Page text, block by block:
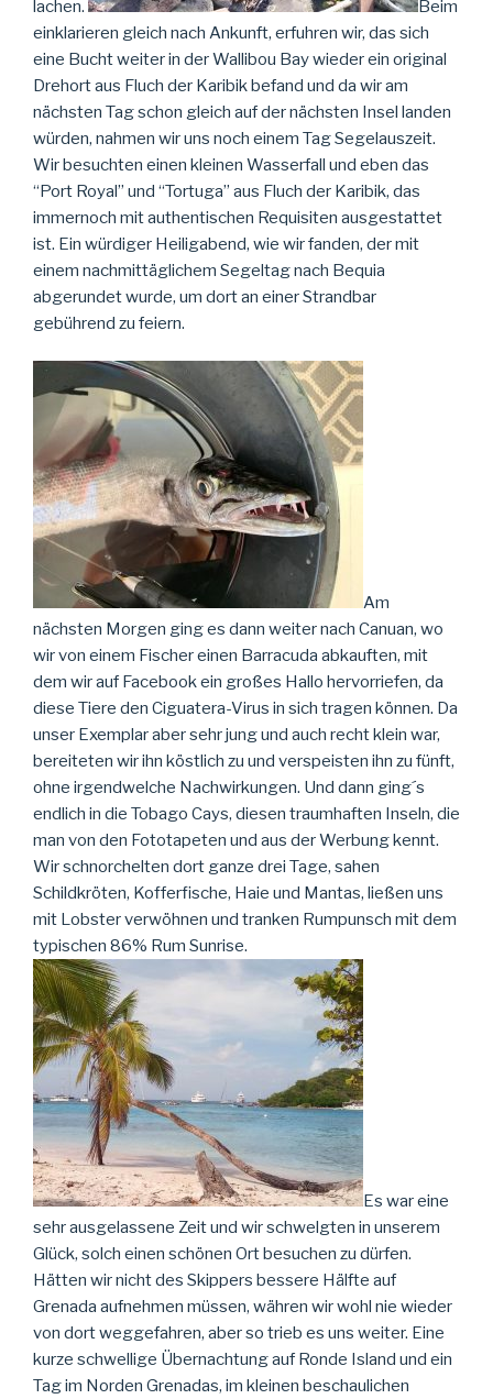
lachen.
Beim
einklarieren gleich nach Ankunft, erfuhren wir, das sich
eine Bucht weiter in der Wallibou Bay wieder ein original
Drehort aus Fluch der Karibik befand und da wir am
nächsten Tag schon gleich auf der nächsten Insel landen
würden, nahmen wir uns noch einem Tag Segelauszeit.
Wir besuchten einen kleinen Wasserfall und eben das
“Port Royal” und “Tortuga” aus Fluch der Karibik, das
immernoch mit authentischen Requisiten ausgestattet
ist. Ein würdiger Heiligabend, wie wir fanden, der mit
einem nachmittäglichem Segeltag nach Bequia
abgerundet wurde, um dort an einer Strandbar
gebührend zu feiern.
Am
nächsten Morgen ging es dann weiter nach Canuan, wo
wir von einem Fischer einen Barracuda abkauften, mit
dem wir auf Facebook ein großes Hallo hervorriefen, da
diese Tiere den Ciguatera-Virus in sich tragen können. Da
unser Exemplar aber sehr jung und auch recht klein war,
bereiteten wir ihn köstlich zu und verspeisten ihn zu fünft,
ohne irgendwelche Nachwirkungen. Und dann ging´s
endlich in die Tobago Cays, diesen traumhaften Inseln, die
man von den Fototapeten und aus der Werbung kennt.
Wir schnorchelten dort ganze drei Tage, sahen
Schildkröten, Kofferfische, Haie und Mantas, ließen uns
mit Lobster verwöhnen und tranken Rumpunsch mit dem
typischen 86% Rum Sunrise.
Es war eine
sehr ausgelassene Zeit und wir schwelgten in unserem
Glück, solch einen schönen Ort besuchen zu dürfen.
Hätten wir nicht des Skippers bessere Hälfte auf
Grenada aufnehmen müssen, währen wir wohl nie wieder
von dort weggefahren, aber so trieb es uns weiter. Eine
kurze schwellige Übernachtung auf Ronde Island und ein
Tag im Norden Grenadas, im kleinen beschaulichen